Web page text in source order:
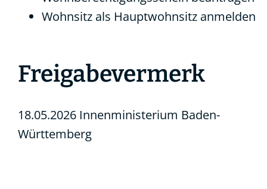
Wohnsitz als Hauptwohnsitz anmelden
Freigabevermerk
18.05.2026 Innenministerium Baden-
Württemberg